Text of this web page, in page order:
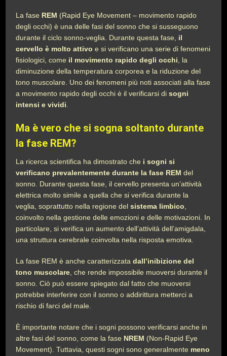
La fase REM (Rapid Eye Movement – movimento rapido
degli occhi) è una delle fasi del sonno che si susseguono
durante il ciclo sonno-veglia. Durante questa fase, il
cervello è molto attivo e si verificano una serie di fenomeni
fisiologici, come il movimento rapido degli occhi, la
diminuzione della temperatura corporea e la riduzione del
tono muscolare. Uno dei fenomeni più noti associati alla fase
a movimento rapido degli occhi è il verificarsi disogni
intensi e vividi.
Ma è vero che si sogna soltanto durante
la fase REM?
La ricerca scientifica ha dimostrato che i sogni si
verificano prevalentemente durante la fase REM del
sonno. Durante questa fase, il cervello presenta un’attività
elettrica molto simile a quella che si verifica durante la
veglia, soprattutto nella regione delsistema limbico,
coinvolto nella gestione delle emozioni e delle motivazioni. In
particolare, si verifica un aumento dell’attività dell’amigdala,
una struttura cerebrale coinvolta nella risposta emotiva.
La fase REM è anche caratterizzatadall’inibizione del
tono muscolare, che rende impossibile muoversi durante il
sonno. Ciò può essere spiegato dal fatto che muoversi
potrebbe interferire con il sonno o addirittura metterci a
rischio di farci del male.
È importante notare che i sogni possono verificarsi anche in
altre fasi del sonno, come la fase NREM (Non-Rapid Eye
Movement). Tuttavia, questi sogni sono generalmente meno